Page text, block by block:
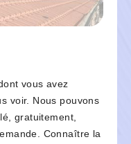
vous avez
voir. Nous pouvons
gratuitement,
Connaître la